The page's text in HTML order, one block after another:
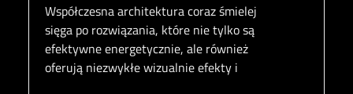
Współczesna architektura coraz śmielej
sięga po rozwiązania, które nie tylko są
efektywne energetycznie, ale również
oferują niezwykłe wizualnie efekty i